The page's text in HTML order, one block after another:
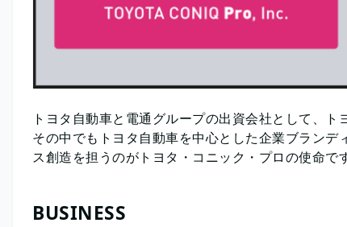
トヨタ自動車と電通グループの出資会社として、
その中でもトヨタ自動車を中心とした企業ブラン
ス創造を担うのがトヨタ・コニック・プロの使命
BUSINESS